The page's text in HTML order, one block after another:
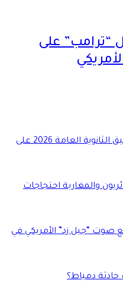
“ترامب” على
حسابات الضرورة: دلالات تنسيق الثانوية العامة 2026 على
والمغاربة احتجاجات
صوت “جيل زد” الأمريكي في
دمياط؟